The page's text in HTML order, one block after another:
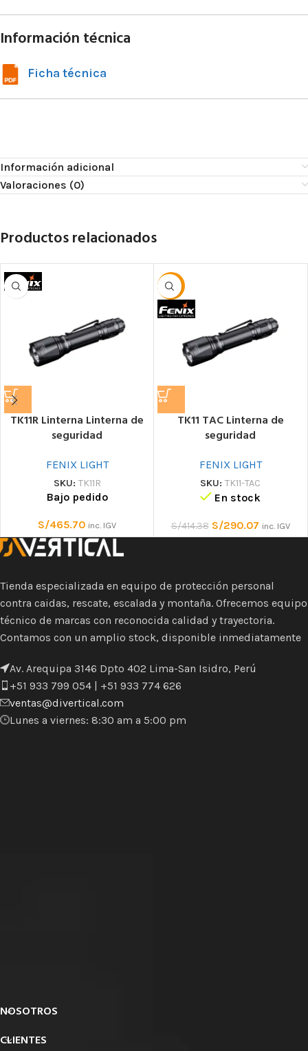
Información técnica
Ficha técnica
Información adicional
Valoraciones (0)
Productos relacionados
TK11R Linterna Linterna de
seguridad
FENIX LIGHT
SKU: TK11R
Bajo pedido
S/465.70 inc. IGV
-30%
TK11 TAC Linterna de
seguridad
FENIX LIGHT
SKU: TK11-TAC
En stock
S/414.38 S/290.07 inc. IGV
Tienda especializada en equipo de protección personal
contra caidas, rescate, escalada y montaña. Ofrecemos equipo
técnico de marcas con reconocida calidad y trayectoria.
Contamos con un amplio stock, disponible inmediatamente
Av. Arequipa 3146 Dpto 402 Lima-San Isidro, Perú
+51 933 799 054 | +51 933 774 626
ventas@divertical.com
Lunes a viernes: 8:30 am a 5:00 pm
NOSOTROS
CLIENTES